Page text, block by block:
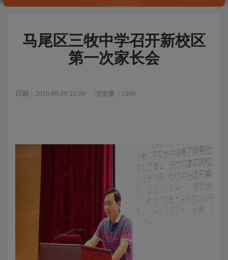
马尾区三牧中学召开新校区
第一次家长会
日期：2018-09-29 22:59 浏览量：1290